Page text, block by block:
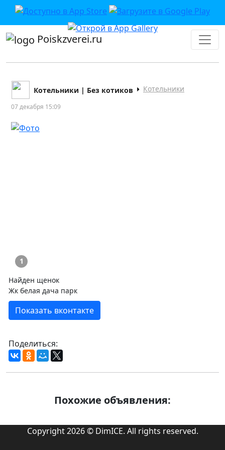
Poiskzverei.ru
Котельники | Без котиков Котельники
07 декабря 15:09
1
Найден щенок
Жк белая дача парк
Показать вконтакте
Поделиться:
Похожие объявления:
Copyright 2026 © DimICE. All rights reserved.